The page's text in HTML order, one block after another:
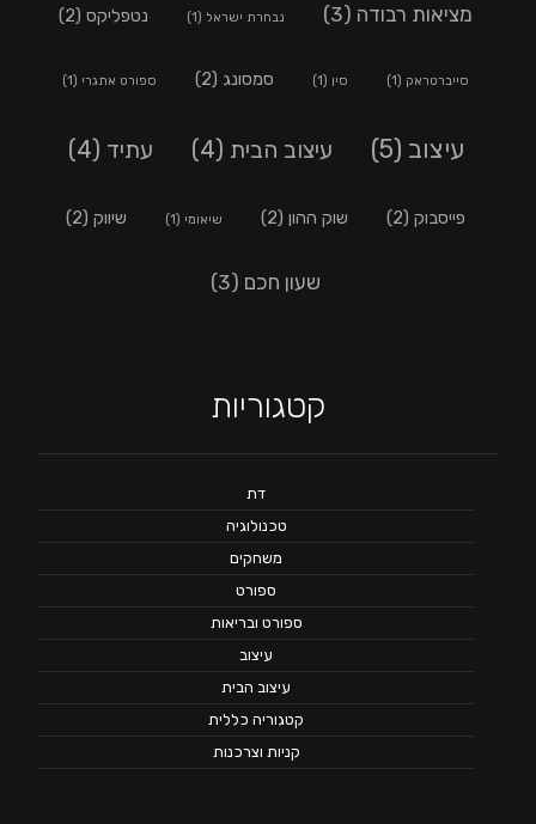
מציאות רבודה (3) נבחרת ישראל (1) נטפליקס (2)
סייברטראק (1) סין (1) סמסונג (2) ספורט אתגרי (1)
עיצוב (5) עיצוב הבית (4) עתיד (4)
פייסבוק (2) שוק ההון (2) שיאומי (1) שיווק (2)
שעון חכם (3)
קטגוריות
דת
טכנולוגיה
משחקים
ספורט
ספורט ובריאות
עיצוב
עיצוב הבית
קטגוריה כללית
קניות וצרכנות